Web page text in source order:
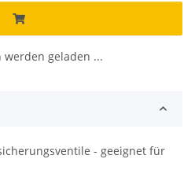
werden geladen ...
- geeignet für